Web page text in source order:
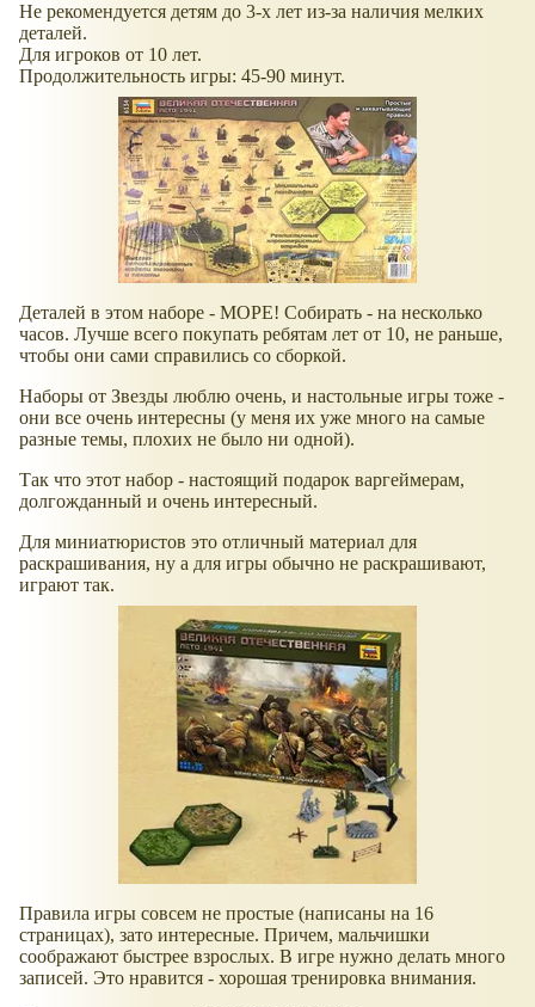
Не рекомендуется детям до 3-х лет из-за наличия мелких
деталей.
Для игроков от 10 лет.
Продолжительность игры: 45-90 минут.
Деталей в этом наборе - МОРЕ! Собирать - на несколько
часов. Лучше всего покупать ребятам лет от 10, не раньше,
чтобы они сами справились со сборкой.
Наборы от Звезды люблю очень, и настольные игры тоже -
они все очень интересны (у меня их уже много на самые
разные темы, плохих не было ни одной).
Так что этот набор - настоящий подарок варгеймерам,
долгожданный и очень интересный.
Для миниатюристов это отличный материал для
раскрашивания, ну а для игры обычно не раскрашивают,
играют так.
Правила игры совсем не простые (написаны на 16
страницах), зато интересные. Причем, мальчишки
соображают быстрее взрослых. В игре нужно делать много
записей. Это нравится - хорошая тренировка внимания.